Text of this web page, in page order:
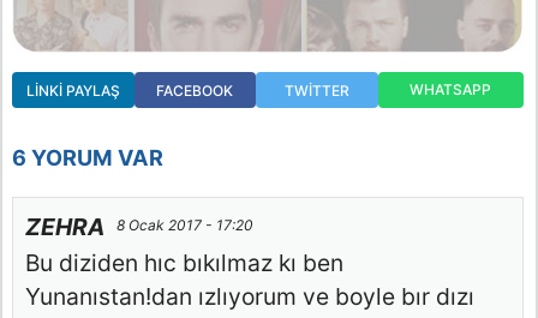
LINKI PAYLAŞ FACEBOOK TWITTER WHATSAPP
6 YORUM VAR
ZEHRA 8 Ocak 2017 - 17:20
Bu diziden hıc bıkılmaz kı ben
Yunanıstan!dan ızlıyorum ve boyle bır dızı